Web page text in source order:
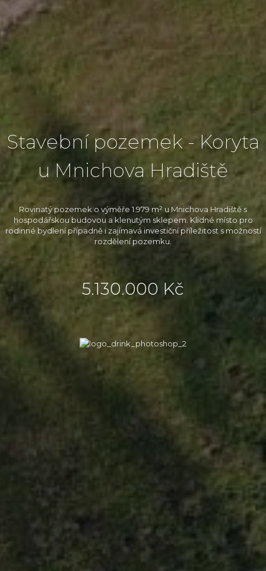
Stavební pozemek - Koryta
u Mnichova Hradiště
Rovinatý pozemek o výměře 1.979 m² u Mnichova Hradiště s
hospodářskou budovou a klenutým sklepem. Klidné místo pro
rodinné bydlení případně i zajímavá investiční příležitost s možností
rozdělení pozemku.
5.130.000 Kč